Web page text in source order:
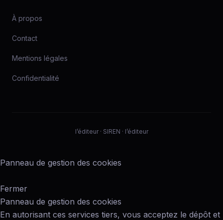
À propos
Contact
Mentions légales
Confidentialité
l’éditeur · SIREN · l’éditeur
Panneau de gestion des cookies
Fermer
Panneau de gestion des cookies
En autorisant ces services tiers, vous acceptez le dépôt et